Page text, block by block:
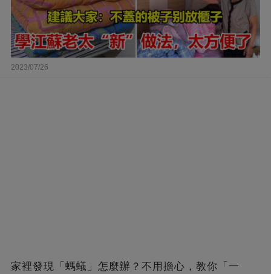
2023/07/26
家裡發現「螞蟻」怎麼辦？不用擔心，教你「一